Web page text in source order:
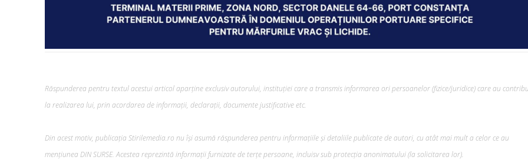
Răspunderea pentru textul acestui articol aparține exclusiv autorului, instituției care a transmis informarea ori persoanelor (fizice/juridice) care au
la realizarea lui, prin acordarea de informații, declarații, documente justificative etc.
Din acest motiv, publicația Stirilemedia.ro nu își asumă răspunderea pentru informațiile și detaliile publicate de autori, cu atât mai mult a celor ce au
mențiunea DIN SURSE. Acestea reprezintă informații furnizate de terțe persoane, incluisv sub protecția anonimatului (la solicitarea lor).